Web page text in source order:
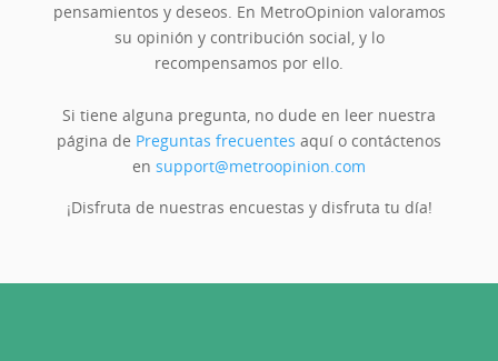
pensamientos y deseos. En MetroOpinion valoramos
su opinión y contribución social, y lo
recompensamos por ello.
Si tiene alguna pregunta, no dude en leer nuestra
página de Preguntas frecuentes aquí o contáctenos
en support@metroopinion.com
¡Disfruta de nuestras encuestas y disfruta tu día!